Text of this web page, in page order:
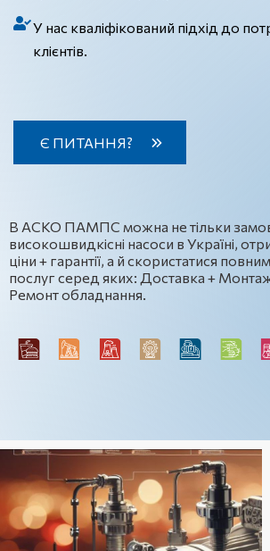
У нас кваліфікований підхід до
клієнтів.
Є ПИТАННЯ?
В АСКО ПАМПС можна не тільки
високошвидкісні насоси в Україні,
ціни + гарантії, а й скористатися
послуг серед яких: Доставка +
Ремонт обладнання.